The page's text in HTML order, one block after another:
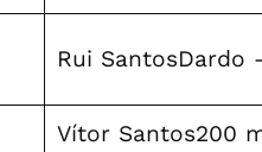
Rui SantosDardo
Vítor Santos200